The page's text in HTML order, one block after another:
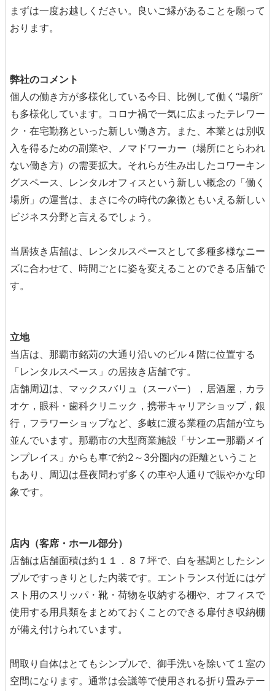
まずは一度お越しください。良いご縁があることを願って
おります。
弊社のコメント
個人の働き方が多様化している今日、比例して働く“場所”
も多様化しています。コロナ禍で一気に広まったテレワー
ク・在宅勤務といった新しい働き方。また、本業とは別収
入を得るための副業や、ノマドワーカー（場所にとらわれ
ない働き方）の需要拡大。それらが生み出したコワーキン
グスペース、レンタルオフィスという新しい概念の「働く
場所」 の運営は、まさに今の時代の象徴ともいえる新しい
ビジネス分野と言えるでしょう。
当居抜き店舗は、レンタルスペースとして多種多様なニー
ズに合わせて、時間ごとに姿を変えることのできる店舗で
す。
立地
当店は、那覇市銘苅の大通り沿いのビル４階に位置する
「レンタルスペース」の居抜き店舗です。
店舗周辺は、マックスバリュ（スーパー），居酒屋，カラ
オケ，眼科・歯科クリニック，携帯キャリアショップ，銀
行，フラワーショップなど、多岐に渡る業種の店舗が立ち
並んでいます。那覇市の大型商業施設「サンエー那覇メイ
ンプレイス」からも車で約2～3分圏内の距離ということ
もあり、周辺は昼夜問わず多くの車や人通りで賑やかな印
象です。
店内（客席・ホール部分）
店舗は店舗面積は約１１．８７坪で、白を基調としたシン
プルですっきりとした内装です。エントランス付近にはゲ
スト用のスリッパ・靴・荷物を収納する棚や、オフィスで
使用する用具類をまとめておくことのできる扉付き収納棚
が備え付けられています。
間取り自体はとてもシンプルで、御手洗いを除いて１室の
空間になります。通常は会議等で使用される折り畳みテー